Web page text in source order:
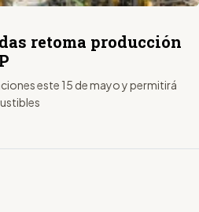
retoma producción
este 15 de mayo y permitirá